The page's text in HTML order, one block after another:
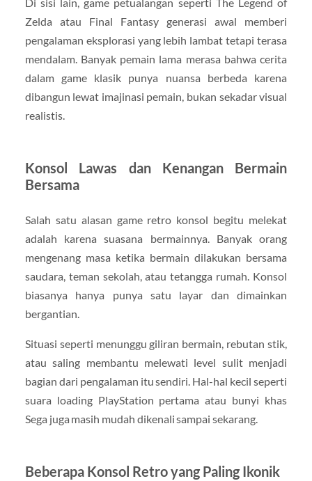
Zelda atau Final Fantasy generasi awal memberi
pengalaman eksplorasi yang lebih lambat tetapi terasa
mendalam. Banyak pemain lama merasa bahwa cerita
dalam game klasik punya nuansa berbeda karena
dibangun lewat imajinasi pemain, bukan sekadar visual
realistis.
Konsol Lawas dan Kenangan Bermain
Bersama
Salah satu alasan game retro konsol begitu melekat
adalah karena suasana bermainnya. Banyak orang
mengenang masa ketika bermain dilakukan bersama
saudara, teman sekolah, atau tetangga rumah. Konsol
biasanya hanya punya satu layar dan dimainkan
bergantian.
Situasi seperti menunggu giliran bermain, rebutan stik,
atau saling membantu melewati level sulit menjadi
bagian dari pengalaman itu sendiri. Hal-hal kecil seperti
suara loading PlayStation pertama atau bunyi khas
Sega juga masih mudah dikenali sampai sekarang.
Beberapa Konsol Retro yang Paling Ikonik